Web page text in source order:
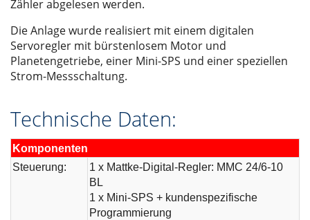
Zähler abgelesen werden.
Die Anlage wurde realisiert mit einem digitalen
Servoregler mit bürstenlosem Motor und
Planetengetriebe, einer Mini-SPS und einer speziellen
Strom-Messschaltung.
Technische Daten:
Komponenten
Steuerung:
1 x Mattke-Digital-Regler: MMC 24/6-10
BL
1 x Mini-SPS + kundenspezifische
Programmierung